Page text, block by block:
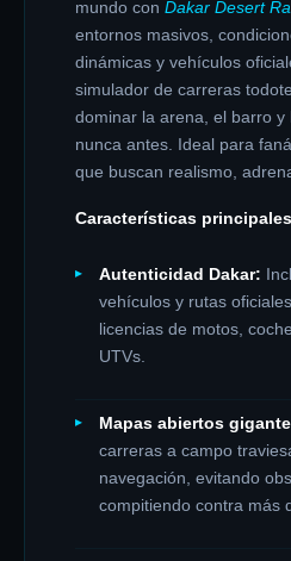
mundo con Dakar Desert
entornos masivos,
dinámicas y vehículos
simulador de carreras
dominar la arena, el barro y
nunca antes. Ideal para
que buscan realismo,
Características principales
Autenticidad Dakar:
vehículos y rutas
licencias de motos,
UTVs.
Mapas abiertos
carreras a campo
navegación, evitando
compitiendo contra más